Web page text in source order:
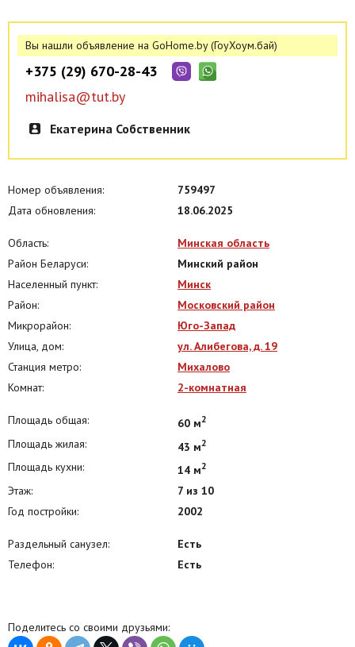
Вы нашли объявление на GoHome.by (ГоуХоум.бай)
+375 (29) 670-28-43
mihalisa@tut.by
Екатерина Собственник
Номер объявления:
759497
Дата обновления:
18.06.2025
Область:
Минская область
Район Беларуси:
Минский район
Населенный пункт:
Минск
Район:
Московский район
Микрорайон:
Юго-Запад
Улица, дом:
ул. Алибегова, д. 19
Станция метро:
Михалово
Комнат:
2-комнатная
Площадь общая: 60 м2
Площадь жилая: 43 м2
Площадь кухни: 14 м2
Этаж:
7 из 10
Год постройки:
2002
Раздельный санузел:
Есть
Телефон:
Есть
Поделитесь со своими друзьями: